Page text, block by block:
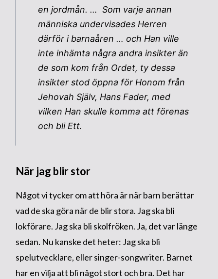
en jordmån. … Som varje annan
människa undervisades Herren
därför i barnaåren … och Han ville
inte inhämta några andra insikter än
de som kom från Ordet, ty dessa
insikter stod öppna för Honom från
Jehovah Själv, Hans Fader, med
vilken Han skulle komma att förenas
och bli Ett.
När jag blir stor
Något vi tycker om att höra är när barn berättar
vad de ska göra när de blir stora. Jag ska bli
lokförare. Jag ska bli skolfröken. Ja, det var länge
sedan. Nu kanske det heter: Jag ska bli
spelutvecklare, eller singer-songwriter. Barnet
har en vilja att bli något stort och bra. Det har